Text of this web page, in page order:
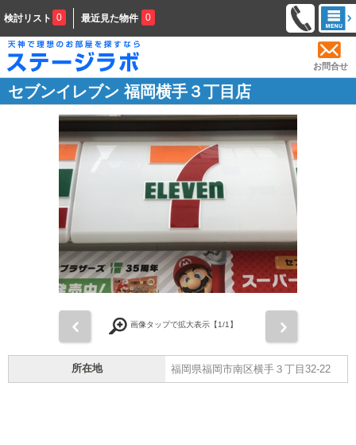
検討リスト 0 最近見た物件 0
お問合せ
セブンイレブン 福岡横手３丁目店
画像タップで拡大表示【1/1】
所在地 福岡県福岡市南区横手３丁目32-22